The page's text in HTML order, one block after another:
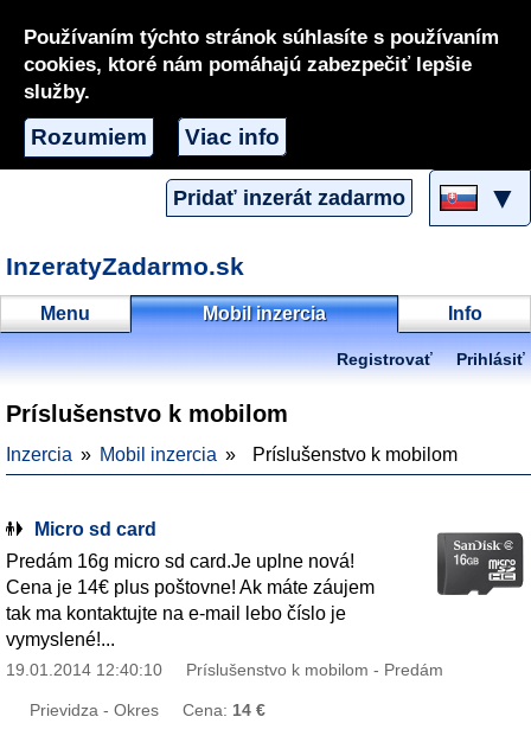
Používaním týchto stránok súhlasíte s používaním
cookies, ktoré nám pomáhajú zabezpečiť lepšie
služby.
Rozumiem Viac info
Pridať inzerát zadarmo ▼
InzeratyZadarmo.sk
Menu Mobil inzercia Info
Registrovať Prihlásiť
Príslušenstvo k mobilom
Inzercia Mobil inzercia Príslušenstvo k mobilom
Micro sd card
Predám 16g micro sd card.Je uplne nová!
Cena je 14€ plus poštovne! Ak máte záujem
tak ma kontaktujte na e-mail lebo číslo je
vymyslené!...
19.01.2014 12:40:10 Príslušenstvo k mobilom - Predám
Prievidza - Okres Cena: 14 €